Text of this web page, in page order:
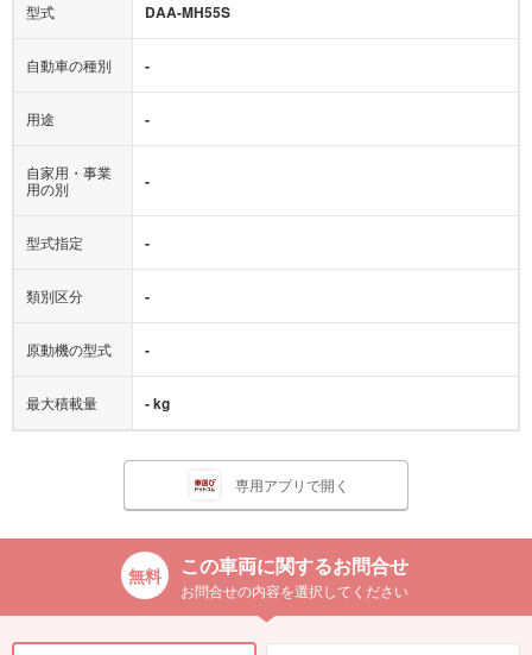
型式 DAA-MH55S
自動車の種別 -
用途 -
自家用・事業
用の別
-
型式指定 -
類別区分 -
原動機の型式 -
最大積載量 - kg
専用アプリで開く
この車両に関するお問合せ
お問合せの内容を選択してください